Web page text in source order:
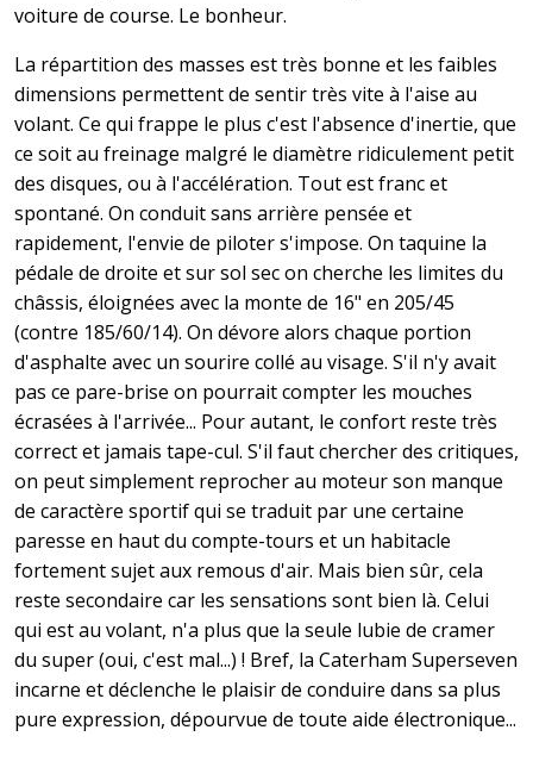
voiture de course. Le bonheur.
La répartition des masses est très bonne et les faibles
dimensions permettent de sentir très vite à l'aise au
volant. Ce qui frappe le plus c'est l'absence d'inertie, que
ce soit au freinage malgré le diamètre ridiculement petit
des disques, ou à l'accélération. Tout est franc et
spontané. On conduit sans arrière pensée et
rapidement, l'envie de piloter s'impose. On taquine la
pédale de droite et sur sol sec on cherche les limites du
châssis, éloignées avec la monte de 16" en 205/45
(contre 185/60/14). On dévore alors chaque portion
d'asphalte avec un sourire collé au visage. S'il n'y avait
pas ce pare-brise on pourrait compter les mouches
écrasées à l'arrivée... Pour autant, le confort reste très
correct et jamais tape-cul. S'il faut chercher des critiques,
on peut simplement reprocher au moteur son manque
de caractère sportif qui se traduit par une certaine
paresse en haut du compte-tours et un habitacle
fortement sujet aux remous d'air. Mais bien sûr, cela
reste secondaire car les sensations sont bien là. Celui
qui est au volant, n'a plus que la seule lubie de cramer
du super (oui, c'est mal...) ! Bref, la Caterham Superseven
incarne et déclenche le plaisir de conduire dans sa plus
pure expression, dépourvue de toute aide électronique...